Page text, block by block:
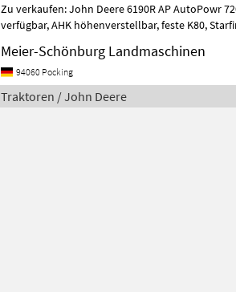
Zu verkaufen: John Deere 6190R AP AutoPowr 7200 Std, sofort
verfügbar, AHK höhenverstellbar, feste K80, Starfire Vorbereitung,
Meier-Schönburg Landmaschinen
94060 Pocking
Traktoren / John Deere